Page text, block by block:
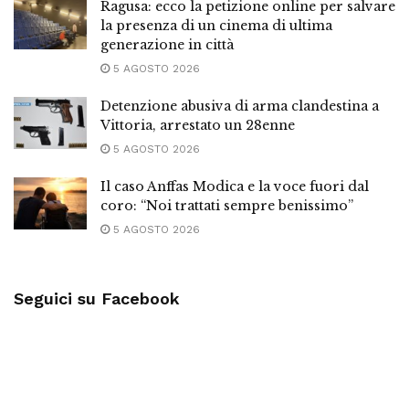
Ragusa: ecco la petizione online per salvare
la presenza di un cinema di ultima
generazione in città
5 AGOSTO 2026
Detenzione abusiva di arma clandestina a
Vittoria, arrestato un 28enne
5 AGOSTO 2026
Il caso Anffas Modica e la voce fuori dal
coro: “Noi trattati sempre benissimo”
5 AGOSTO 2026
Seguici su Facebook